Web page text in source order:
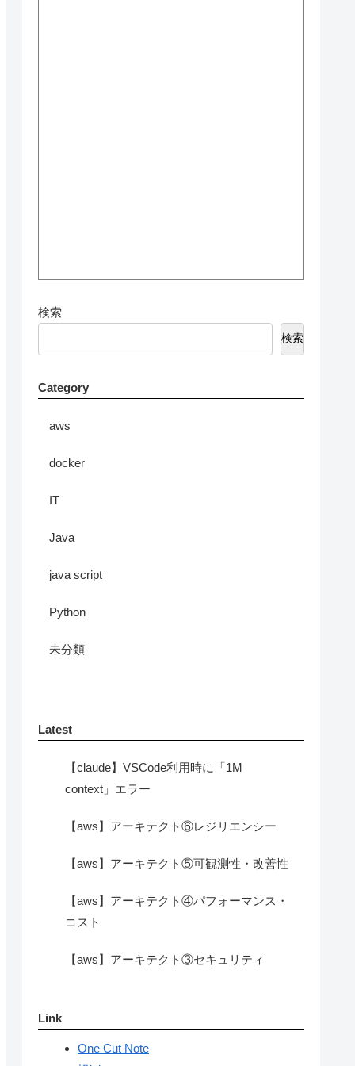
検索
検索
Category
aws
docker
IT
Java
java script
Python
未分類
Latest
【claude】VSCode利用時に「1M
context」エラー
【aws】アーキテクト⑥レジリエンシー
【aws】アーキテクト⑤可観測性・改善性
【aws】アーキテクト④パフォーマンス・
コスト
【aws】アーキテクト③セキュリティ
Link
One Cut Note